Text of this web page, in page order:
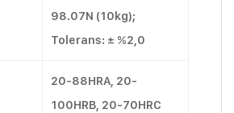
98.07N (10kg);
Tolerans: ± %2,0
20-88HRA, 20-
100HRB, 20-70HRC